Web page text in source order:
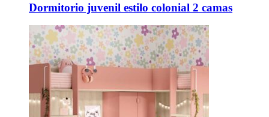
Dormitorio juvenil estilo colonial 2 camas